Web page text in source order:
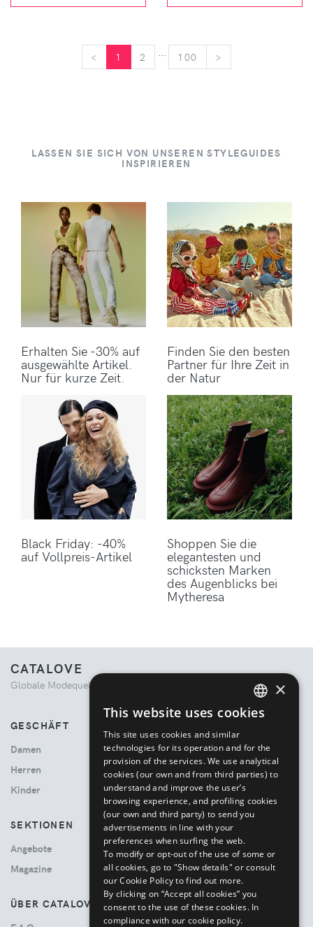
< 1 2 100 >
LASSEN SIE SICH VON UNSEREN STYLEGUIDES
INSPIRIEREN
Erhalten Sie -30% auf
ausgewählte Artikel.
Nur für kurze Zeit.
Finden Sie den besten
Partner für Ihre Zeit in
der Natur
Black Friday: -40%
auf Vollpreis-Artikel
Shoppen Sie die
elegantesten und
schicksten Marken
des Augenblicks bei
Mytheresa
CATALOVE
Globale Modequelle. Kuratiertes Einkaufserlebnis.
GESCHÄFT
Damen
Herren
Kinder
SEKTIONEN
Angebote
Magazine
ÜBER CATALOVE
ENGLISH
×
This website uses cookies
This site uses cookies and similar
technologies for its operation and for the
provision of the services. We use analytical
cookies (our own and from third parties) to
understand and improve the user’s
browsing experience, and profiling cookies
(our own and third party) to send you
advertisements in line with your
preferences when surfing the web.
To modify or opt-out of the use of some or
all cookies, go to "Show details" or consult
our Cookie Policy to find out more.
By clicking on “Accept all cookies” you
consent to the use of these cookies. In
compliance with our cookie policy.